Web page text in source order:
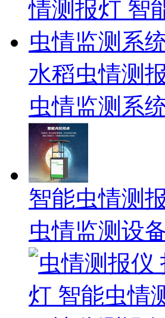
水稻虫情测
虫情监测系
智能虫情测
虫情监测设